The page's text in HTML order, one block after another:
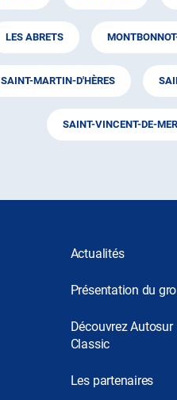
LES ABRETS
SAINT-MARTIN-D'HÈRES
SAINT-VINCENT-DE-
Actualités
Présentation du
Découvrez Autosur
Classic
Les partenaires